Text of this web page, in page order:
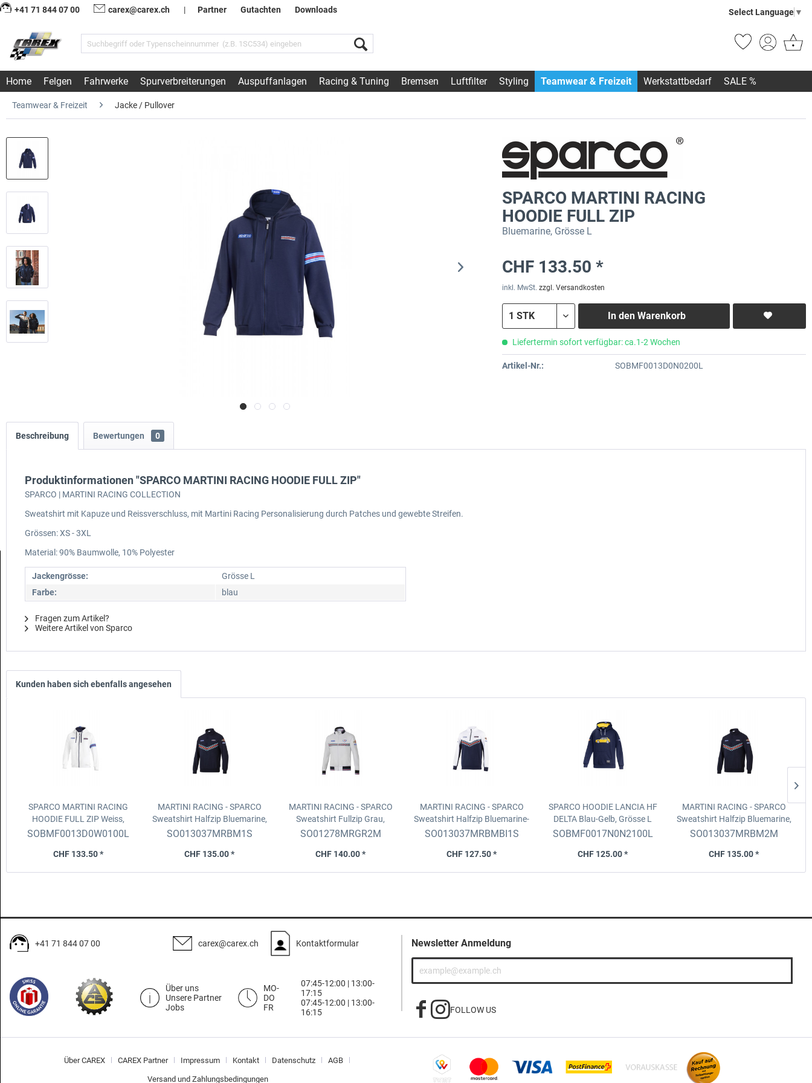
+41 71 844 07 00 carex@carex.ch | Partner Gutachten Downloads Select Language ▼
Home Felgen Fahrwerke Spurverbreiterungen Auspuffanlagen Racing & Tuning Bremsen Luftfilter Styling Teamwear & Freizeit Werkstattbedarf SALE %
Teamwear & Freizeit Jacke / Pullover
SPARCO MARTINI RACING
HOODIE FULL ZIP
Bluemarine, Grösse L
CHF 133.50 *
inkl. MwSt. zzgl. Versandkosten
In den Warenkorb
Liefertermin sofort verfügbar: ca.1-2 Wochen
Artikel-Nr.: SOBMF0013D0N0200L
Beschreibung Bewertungen 0
Produktinformationen "SPARCO MARTINI RACING HOODIE FULL ZIP"
SPARCO | MARTINI RACING COLLECTION
Sweatshirt mit Kapuze und Reissverschluss, mit Martini Racing Personalisierung durch Patches und gewebte Streifen.
Grössen: XS - 3XL
Material: 90% Baumwolle, 10% Polyester
Jackengrösse:
Grösse L
Farbe:
blau
Fragen zum Artikel?
Weitere Artikel von Sparco
Kunden haben sich ebenfalls angesehen
SPARCO MARTINI RACING
HOODIE FULL ZIPWeiss,
Grösse L
SOBMF0013D0W0100L
CHF 133.50 *
MARTINI RACING - SPARCO
Sweatshirt Halfzip Bluemarine,
bestickt, Grösse S
SO013037MRBM1S
CHF 135.00 *
MARTINI RACING - SPARCO
Sweatshirt FullzipGrau,
bestickt, Grösse M
SO01278MRGR2M
CHF 140.00 *
MARTINI RACING - SPARCO
Sweatshirt Halfzip Bluemarine-
Weiss, Grösse S
SO013037MRBMBI1S
CHF 127.50 *
SPARCO HOODIE LANCIA HF
DELTA Blau-Gelb, Grösse L
SOBMF0017N0N2100L
CHF 125.00 *
MARTINI RACING - SPARCO
Sweatshirt Halfzip Bluemarine,
bestickt, Grösse M
SO013037MRBM2M
CHF 135.00 *
+41 71 844 07 00 carex@carex.ch Kontaktformular
Über uns
Unsere Partner
Jobs
MO-
DO
FR
07:45-12:00 | 13:00-
17:15
07:45-12:00 | 13:00-
16:15
Newsletter Anmeldung
FOLLOW US
Über CAREX CAREX Partner Impressum Kontakt Datenschutz AGB
Versand und Zahlungsbedingungen